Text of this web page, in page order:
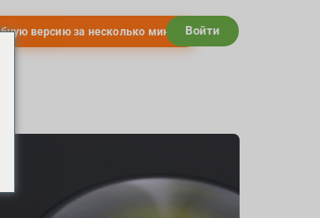
версию за несколько минут Войти